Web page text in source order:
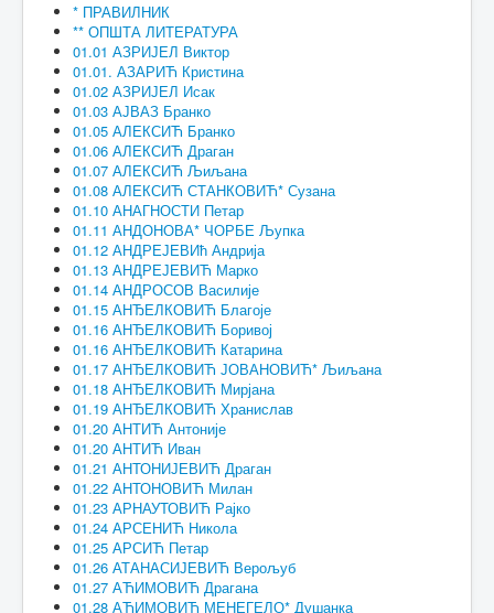
* ПРАВИЛНИК
** ОПШТА ЛИТЕРАТУРА
01.01 АЗРИЈЕЛ Виктор
01.01. АЗАРИЋ Кристина
01.02 АЗРИЈЕЛ Исак
01.03 АЈВАЗ Бранко
01.05 АЛЕКСИЋ Бранко
01.06 АЛЕКСИЋ Драган
01.07 АЛЕКСИЋ Љиљана
01.08 АЛЕКСИЋ СТАНКОВИЋ* Сузана
01.10 АНАГНОСТИ Петар
01.11 АНДОНОВА* ЧОРБЕ Љупка
01.12 АНДРЕЈЕВИћ Андрија
01.13 АНДРЕЈЕВИЋ Марко
01.14 АНДРОСОВ Василије
01.15 АНЂЕЛКОВИЋ Благоје
01.16 АНЂЕЛКОВИЋ Боривој
01.16 АНЂЕЛКОВИЋ Катарина
01.17 АНЂЕЛКОВИЋ ЈОВАНОВИЋ* Љиљана
01.18 АНЂЕЛКОВИЋ Мирјана
01.19 АНЂЕЛКОВИЋ Хранислав
01.20 АНТИЋ Антоније
01.20 АНТИЋ Иван
01.21 АНТОНИЈЕВИЋ Драган
01.22 АНТОНОВИЋ Милан
01.23 АРНАУТОВИЋ Рајко
01.24 АРСЕНИЋ Никола
01.25 АРСИЋ Петар
01.26 АТАНАСИЈЕВИЋ Верољуб
01.27 АЋИМОВИЋ Драгана
01.28 АЋИМОВИЋ МЕНЕГЕЛО* Душанка